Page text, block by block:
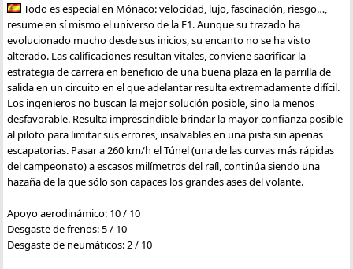
Todo es especial en Mónaco: velocidad, lujo, fascinación, riesgo…,
resume en sí mismo el universo de la F1. Aunque su trazado ha
evolucionado mucho desde sus inicios, su encanto no se ha visto
alterado. Las calificaciones resultan vitales, conviene sacrificar la
estrategia de carrera en beneficio de una buena plaza en la parrilla de
salida en un circuito en el que adelantar resulta extremadamente difícil.
Los ingenieros no buscan la mejor solución posible, sino la menos
desfavorable. Resulta imprescindible brindar la mayor confianza posible
al piloto para limitar sus errores, insalvables en una pista sin apenas
escapatorias. Pasar a 260 km/h el Túnel (una de las curvas más rápidas
del campeonato) a escasos milímetros del raíl, continúa siendo una
hazaña de la que sólo son capaces los grandes ases del volante.
Apoyo aerodinámico: 10 / 10
Desgaste de frenos: 5 / 10
Desgaste de neumáticos: 2 / 10